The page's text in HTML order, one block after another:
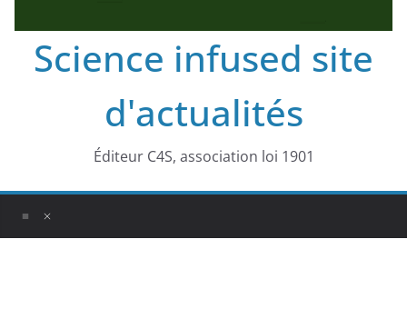
Science infused site
d'actualités
Éditeur C4S, association loi 1901